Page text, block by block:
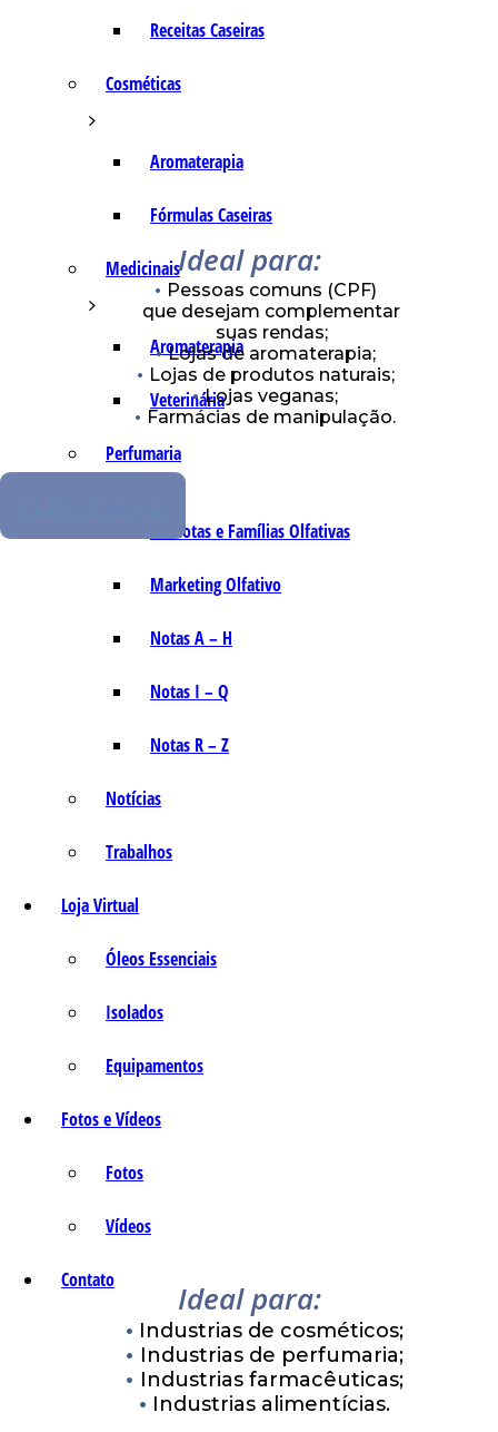
Receitas Caseiras
Cosméticas
Aromaterapia
Fórmulas Caseiras
Medicinais
Aromaterapia
Veterinária
Perfumaria
As Notas e Famílias Olfativas
Marketing Olfativo
Notas A – H
Notas I – Q
Notas R – Z
Notícias
Trabalhos
Loja Virtual
Óleos Essenciais
Isolados
Equipamentos
Fotos e Vídeos
Fotos
Vídeos
Contato
Ideal para:
Pessoas comuns (CPF)
que desejam complementar
suas rendas;
Lojas de aromaterapia;
Lojas de produtos naturais;
Lojas veganas;
Farmácias de manipulação.
Ideal para:
Industrias de cosméticos;
Industrias de perfumaria;
Industrias farmacêuticas;
Industrias alimentícias.